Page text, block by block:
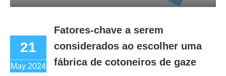
21
May 2024
Fatores-chave a serem
considerados ao escolher uma
fábrica de cotoneiros de gaze